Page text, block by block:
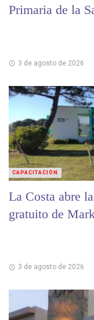
Primaria de la
3 de agosto de 2026
La Costa abre
gratuito de
3 de agosto de 2026
CAPACITACIÓN